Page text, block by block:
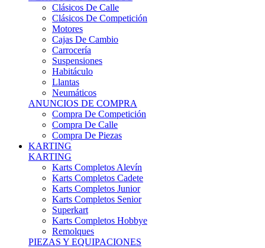
Clásicos De Calle
Clásicos De Competición
Motores
Cajas De Cambio
Carrocería
Suspensiones
Habitáculo
Llantas
Neumáticos
ANUNCIOS DE COMPRA
Compra De Competición
Compra De Calle
Compra De Piezas
KARTING
KARTING
Karts Completos Alevín
Karts Completos Cadete
Karts Completos Junior
Karts Completos Senior
Superkart
Karts Completos Hobbye
Remolques
PIEZAS Y EQUIPACIONES